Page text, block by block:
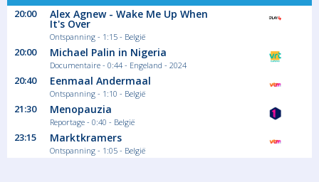
20:00 Alex Agnew - Wake Me Up When
It's Over
Ontspanning - 1:15 - België
20:00 Michael Palin in Nigeria
Documentaire - 0:44 - Engeland - 2024
20:40 Eenmaal Andermaal
Ontspanning - 1:10 - België
21:30 Menopauzia
Reportage - 0:40 - België
23:15 Marktkramers
Ontspanning - 1:05 - België